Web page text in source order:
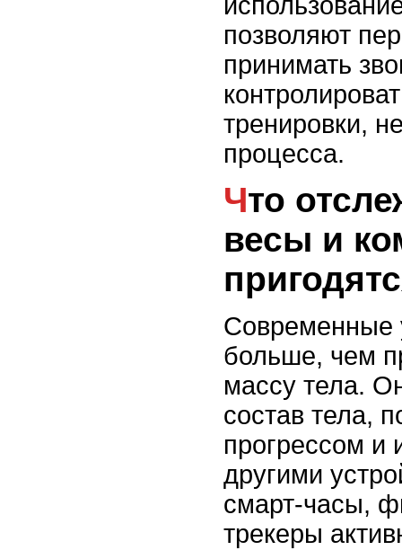
позволяют
принимать
тренировки,
процесса.
Что отслеживают умные
весы и
Современные
больше, чем
массу тела.
состав тела,
прогрессом и
другими
смарт-часы,
трекеры